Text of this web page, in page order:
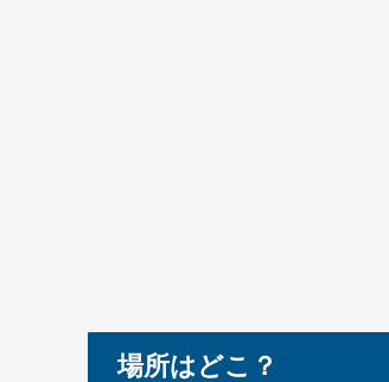
場所はどこ？